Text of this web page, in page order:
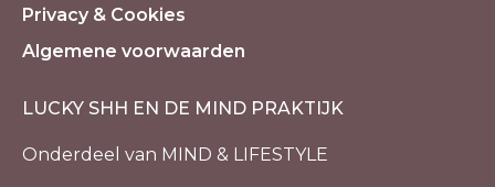
Privacy & Cookies
Algemene voorwaarden
LUCKY SHH EN DE MIND PRAKTIJK
Onderdeel van MIND & LIFESTYLE